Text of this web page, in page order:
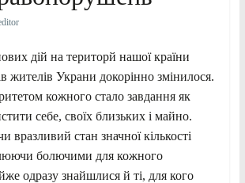
дій на територй нашої країни
жителів Украни докорінно змінилося.
кожного стало завдання як
себе, своїх близьких і майно.
вразливий стан значної кількості
болючими для кожного
одразу знайшлися й ті, для кого